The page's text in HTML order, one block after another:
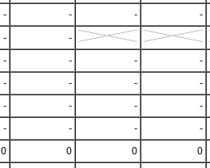
- - - -
-
-
- - - -
- - - -
- - - -
- - - -
0 0 0 0